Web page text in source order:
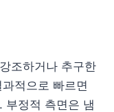
조하거나 추구한
적으로 빠르면
부정적 측면은 냄